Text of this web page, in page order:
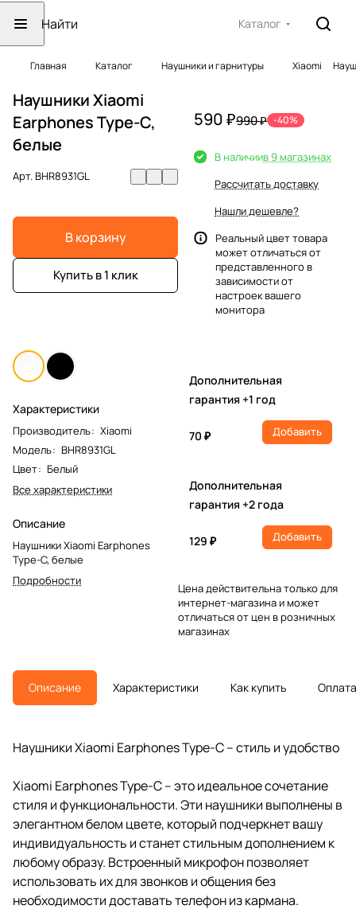
Каталог
Главная Каталог Наушники и гарнитуры Xiaomi
Наушники Xiaomi
Earphones Type-C,
белые
Арт.BHR8931GL
В корзину
Купить в 1 клик
Характеристики
Производитель: Xiaomi
Модель: BHR8931GL
Цвет: Белый
Все характеристики
Описание
Наушники Xiaomi Earphones
Type-C, белые
Подробности
590 ₽990 ₽ -40%
В наличиив 9 магазинах
Рассчитать доставку
Нашли дешевле?
Реальный цвет товара
может отличаться от
представленного в
зависимости от
настроек вашего
монитора
Дополнительная
гарантия +1 год
70 ₽ Добавить
Дополнительная
гарантия +2 года
129 ₽ Добавить
Цена действительна только для
интернет-магазина и может
отличаться от цен в розничных
магазинах
Описание Характеристики Как купить Оплата
Наушники Xiaomi Earphones Type-C – стиль и удобство
Xiaomi Earphones Type-C – это идеальное сочетание
стиля и функциональности. Эти наушники выполнены в
элегантном белом цвете, который подчеркнет вашу
индивидуальность и станет стильным дополнением к
любому образу. Встроенный микрофон позволяет
использовать их для звонков и общения без
необходимости доставать телефон из кармана.